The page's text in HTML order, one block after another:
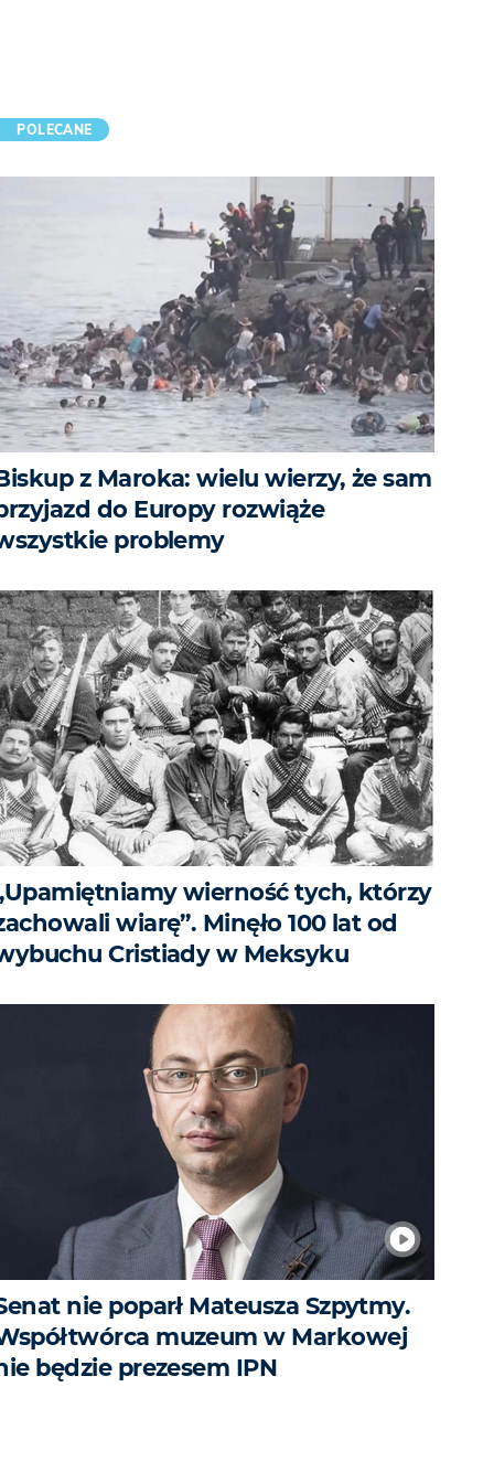
POLECANE
z Maroka: wielu wierzy, że sam
do Europy rozwiąże
problemy
wierność tych, którzy
wiarę”. Minęło 100 lat od
Cristiady w Meksyku
nie poparł Mateusza Szpytmy.
muzeum w Markowej
będzie prezesem IPN